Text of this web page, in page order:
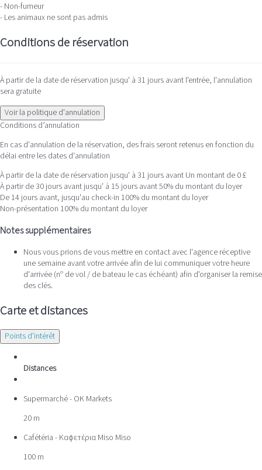
- Non-fumeur
- Les animaux ne sont pas admis
Conditions de réservation
À partir de la date de réservation jusqu' à 31 jours avant l'entrée, l'annulation
sera gratuite
Voir la politique d'annulation
Conditions d’annulation
En cas d'annulation de la réservation, des frais seront retenus en fonction du
délai entre les dates d'annulation
À partir de la date de réservation jusqu' à 31 jours avant Un montant de 0 £
À partir de 30 jours avant jusqu' à 15 jours avant50% du montant du loyer
De 14 jours avant, jusqu'au check-in 100% du montant du loyer
Non-présentation 100% du montant du loyer
Notes supplémentaires
Nous vous prions de vous mettre en contact avec l'agence réceptive
une semaine avant votre arrivée afin de lui communiquer votre heure
d'arrivée (nº de vol / de bateau le cas échéant) afin d'organiser la remise
des clés.
Carte et distances
Points d'intérêt
Distances
Supermarché - OK Markets
20 m
Cafétéria - Καφετέρια Miso Miso
100 m